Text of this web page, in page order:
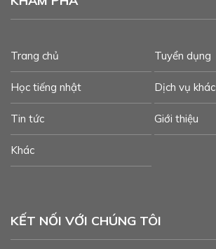
Trang chủ Tuyển dụng
Học tiếng nhật Dịch vụ khác
Tin tức Giới thiệu
Khác
KẾT NỐI VỚI CHÚNG TÔI